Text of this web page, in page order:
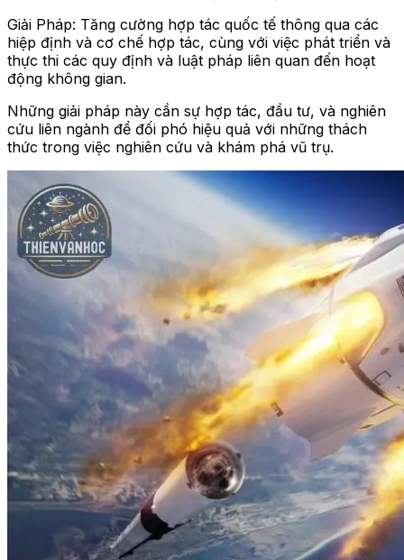
Giải Pháp: Tăng cường hợp tác quốc tế thông qua các
hiệp định và cơ chế hợp tác, cùng với việc phát triển và
thực thi các quy định và luật pháp liên quan đến hoạt
động không gian.
Những giải pháp này cần sự hợp tác, đầu tư, và nghiên
cứu liên ngành để đối phó hiệu quả với những thách
thức trong việc nghiên cứu và khám phá vũ trụ.